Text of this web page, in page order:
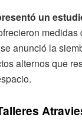
un
anunció la
alternos que